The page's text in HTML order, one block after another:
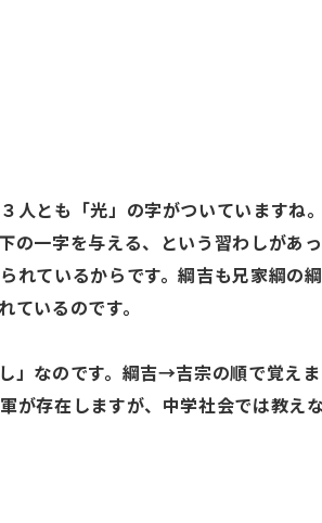
人とも「光」の字がついていますね。
の一字を与える、という習わしがあ
れているからです。綱吉も兄家綱の
いるのです。
」なのです。綱吉→吉宗の順で覚えま
存在しますが、中学社会では教え